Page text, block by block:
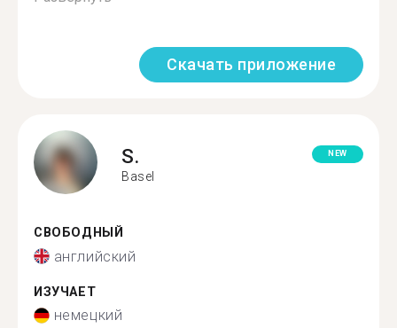
Скачать приложение
S.
Basel
NEW
СВОБОДНЫЙ
английский
ИЗУЧАЕТ
немецкий